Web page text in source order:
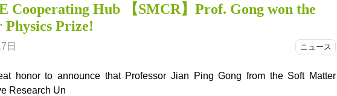
Cooperating Hub 【SMCR】Prof. Gong won the
Physics Prize!
ニュース
日
honor to announce that Professor Jian Ping Gong from the Soft Matter
Research Un